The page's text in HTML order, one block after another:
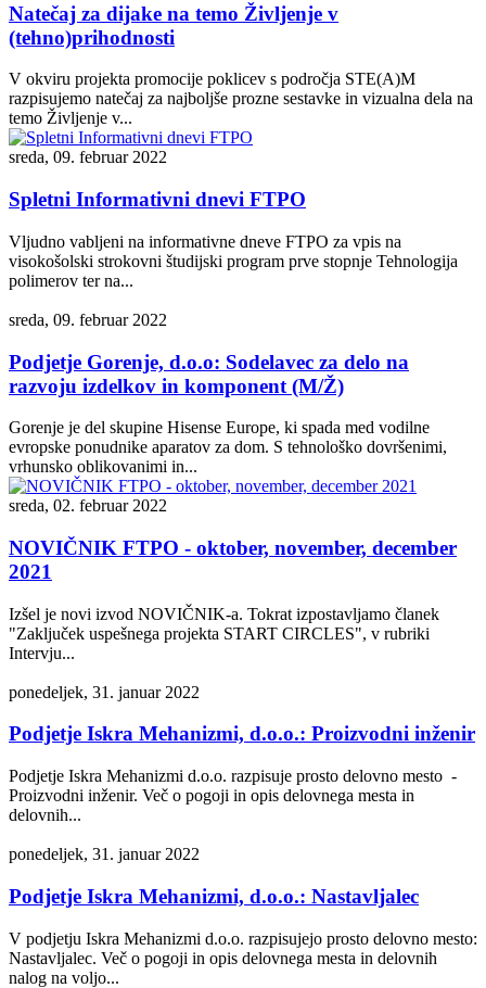
Natečaj za dijake na temo Življenje v
(tehno)prihodnosti
V okviru projekta promocije poklicev s področja STE(A)M
razpisujemo natečaj za najboljše prozne sestavke in vizualna dela na
temo Življenje v...
sreda, 09. februar 2022
Spletni Informativni dnevi FTPO
Vljudno vabljeni na informativne dneve FTPO za vpis na
visokošolski strokovni študijski program prve stopnje Tehnologija
polimerov ter na...
sreda, 09. februar 2022
Podjetje Gorenje, d.o.o: Sodelavec za delo na
razvoju izdelkov in komponent (M/Ž)
Gorenje je del skupine Hisense Europe, ki spada med vodilne
evropske ponudnike aparatov za dom. S tehnološko dovršenimi,
vrhunsko oblikovanimi in...
sreda, 02. februar 2022
NOVIČNIK FTPO - oktober, november, december
2021
Izšel je novi izvod NOVIČNIK-a. Tokrat izpostavljamo članek
"Zaključek uspešnega projekta START CIRCLES", v rubriki
Intervju...
ponedeljek, 31. januar 2022
Podjetje Iskra Mehanizmi, d.o.o.: Proizvodni inženir
Podjetje Iskra Mehanizmi d.o.o. razpisuje prosto delovno mesto -
Proizvodni inženir. Več o pogoji in opis delovnega mesta in
delovnih...
ponedeljek, 31. januar 2022
Podjetje Iskra Mehanizmi, d.o.o.: Nastavljalec
V podjetju Iskra Mehanizmi d.o.o. razpisujejo prosto delovno mesto:
Nastavljalec. Več o pogoji in opis delovnega mesta in delovnih
nalog na voljo...